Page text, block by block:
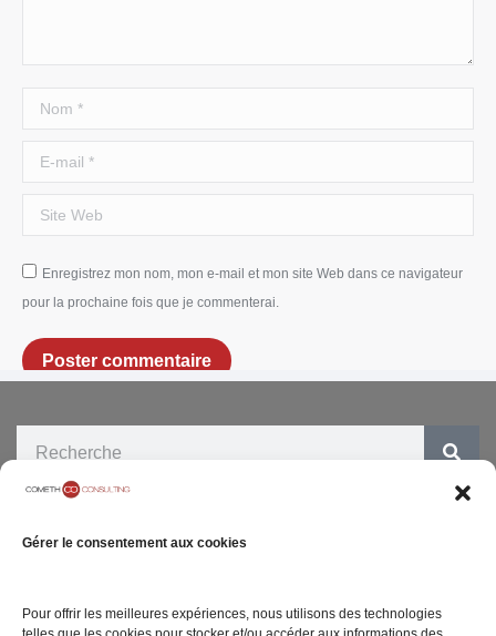
Gérer le consentement aux cookies
Pour offrir les meilleures expériences, nous utilisons des technologies
Nom *
E-mail *
Site Web
Enregistrez mon nom, mon e-mail et mon site Web dans ce navigateur
pour la prochaine fois que je commenterai.
Poster commentaire
75009 Paris
confidentialité